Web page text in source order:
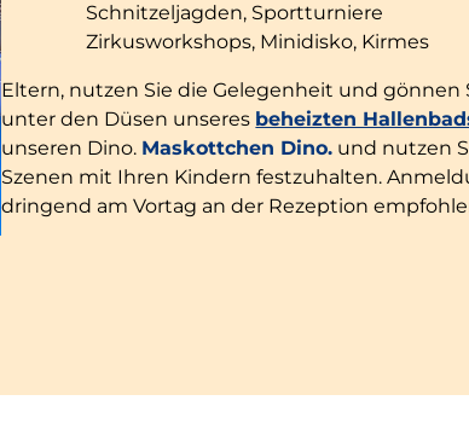
Schnitzeljagden, Sportturniere
Zirkusworkshops, Minidisko, Kirmes
Eltern, nutzen Sie die Gelegenheit und
unter den Düsen unseres beheizten
unseren Dino. Maskottchen Dino. und nutzen
Szenen mit Ihren Kindern festzuhalten.
dringend am Vortag an der Rezeption